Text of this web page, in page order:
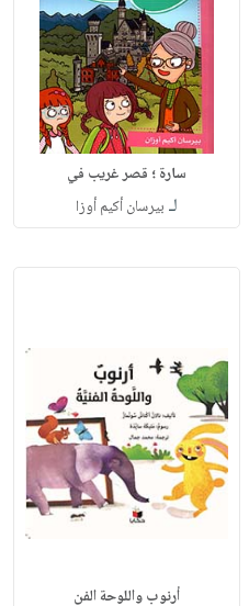
سارة ؛ قصر غريب في
لـ بيرسان أكيم أوزا
أرنوب واللوحة الفن